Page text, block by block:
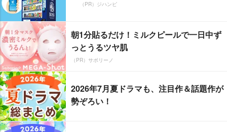
（PR）ジハンピ
朝1分貼るだけ！ミルクピールで一日中ず
っとうるツヤ肌
（PR）サボリーノ
2026年7月夏ドラマも、注目作＆話題作が
勢ぞろい！